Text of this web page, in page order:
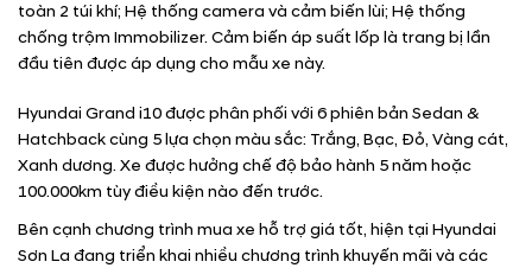
toàn 2 túi khí; Hệ thống camera và cảm biến lùi; Hệ thống
chống trộm Immobilizer. Cảm biến áp suất lốp là trang bị lần
đầu tiên được áp dụng cho mẫu xe này.
Hyundai Grand i10 được phân phối với 6 phiên bản Sedan &
Hatchback cùng 5 lựa chọn màu sắc: Trắng, Bạc, Đỏ, Vàng cát,
Xanh dương. Xe được hưởng chế độ bảo hành 5 năm hoặc
100.000km tùy điều kiện nào đến trước.
Bên cạnh chương trình mua xe hỗ trợ giá tốt, hiện tại Hyundai
Sơn La đang triển khai nhiều chương trình khuyến mãi và các